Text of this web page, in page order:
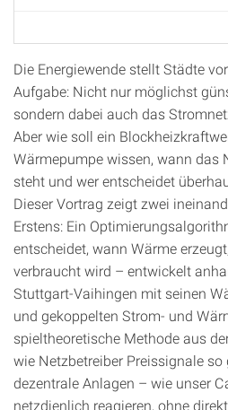
Die Energiewende stellt Städte
Aufgabe: Nicht nur möglichst
sondern dabei auch das
Aber wie soll ein
Wärmepumpe wissen, wann das
steht und wer entscheidet
Dieser Vortrag zeigt zwei
Erstens: Ein
entscheidet, wann Wärme
verbraucht wird – entwickelt
Stuttgart-Vaihingen mit seinen
und gekoppelten Strom- und
spieltheoretische Methode aus
wie Netzbetreiber Preissignale
dezentrale Anlagen – wie unser
netzdienlich reagieren, ohne